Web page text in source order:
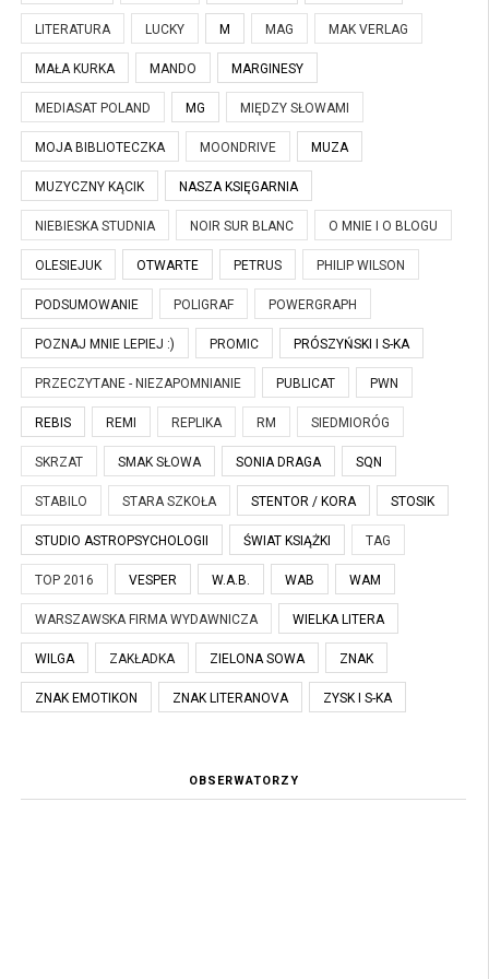
LITERATURA LUCKY M MAG MAK VERLAG
MAŁA KURKA MANDO MARGINESY
MEDIASAT POLAND MG MIĘDZY SŁOWAMI
MOJA BIBLIOTECZKA MOONDRIVE MUZA
MUZYCZNY KĄCIK NASZA KSIĘGARNIA
NIEBIESKA STUDNIA NOIR SUR BLANC O MNIE I O BLOGU
OLESIEJUK OTWARTE PETRUS PHILIP WILSON
PODSUMOWANIE POLIGRAF POWERGRAPH
POZNAJ MNIE LEPIEJ :) PROMIC PRÓSZYŃSKI I S-KA
PRZECZYTANE - NIEZAPOMNIANIE PUBLICAT PWN
REBIS REMI REPLIKA RM SIEDMIORÓG
SKRZAT SMAK SŁOWA SONIA DRAGA SQN
STABILO STARA SZKOŁA STENTOR / KORA STOSIK
STUDIO ASTROPSYCHOLOGII ŚWIAT KSIĄŻKI TAG
TOP 2016 VESPER W.A.B. WAB WAM
WARSZAWSKA FIRMA WYDAWNICZA WIELKA LITERA
WILGA ZAKŁADKA ZIELONA SOWA ZNAK
ZNAK EMOTIKON ZNAK LITERANOVA ZYSK I S-KA
OBSERWATORZY